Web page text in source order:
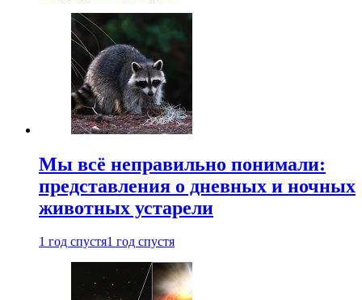
Мы всё неправильно понимали:
представления о дневных и ночных
животных устарели
1 год спустя1 год спустя